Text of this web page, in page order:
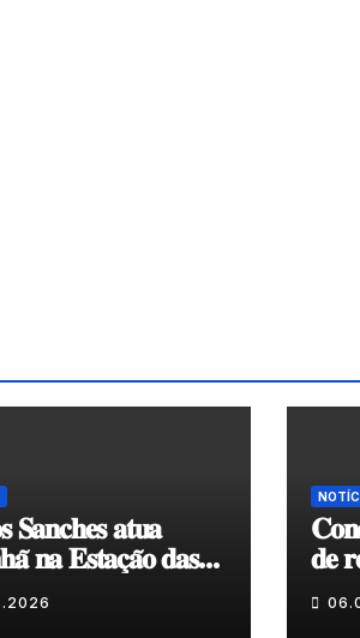
𝐒𝐚𝐧𝐜𝐡𝐞𝐬 𝐚𝐭𝐮𝐚
𝐧𝐚 𝐄𝐬𝐭𝐚𝐜̧𝐚̃𝐨 𝐝𝐚𝐬
𝐝𝐞